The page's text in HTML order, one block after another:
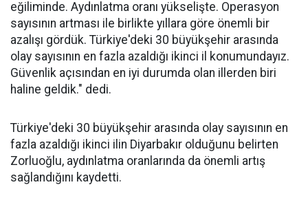
eğiliminde. Aydınlatma oranı yükselişte. Operasyon
sayısının artması ile birlikte yıllara göre önemli bir
azalışı gördük. Türkiye'deki 30 büyükşehir arasında
olay sayısının en fazla azaldığı ikinci il konumundayız.
Güvenlik açısından en iyi durumda olan illerden biri
haline geldik." dedi.
Türkiye'deki 30 büyükşehir arasında olay sayısının en
fazla azaldığı ikinci ilin Diyarbakır olduğunu belirten
Zorluoğlu, aydınlatma oranlarında da önemli artış
sağlandığını kaydetti.